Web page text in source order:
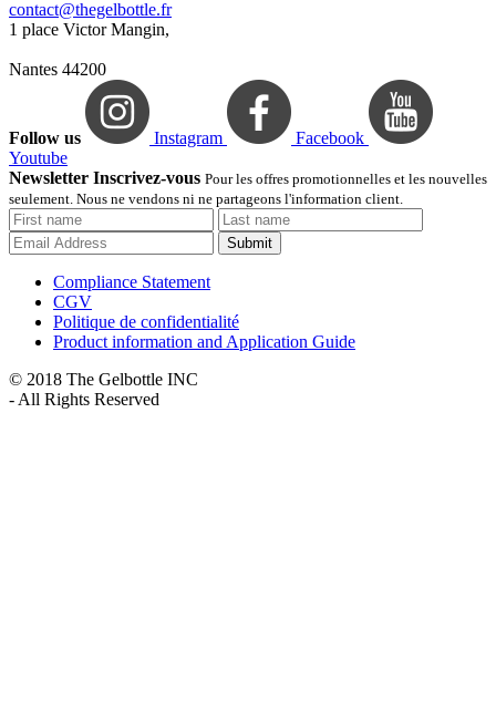
contact@thegelbottle.fr
1 place Victor Mangin,
Nantes 44200
Follow us Instagram
Facebook
Youtube
Newsletter Inscrivez-vous Pour les offres promotionnelles et les nouvelles
seulement. Nous ne vendons ni ne partageons l'information client.
Submit
Compliance Statement
CGV
Politique de confidentialité
Product information and Application Guide
© 2018 The Gelbottle INC
- All Rights Reserved